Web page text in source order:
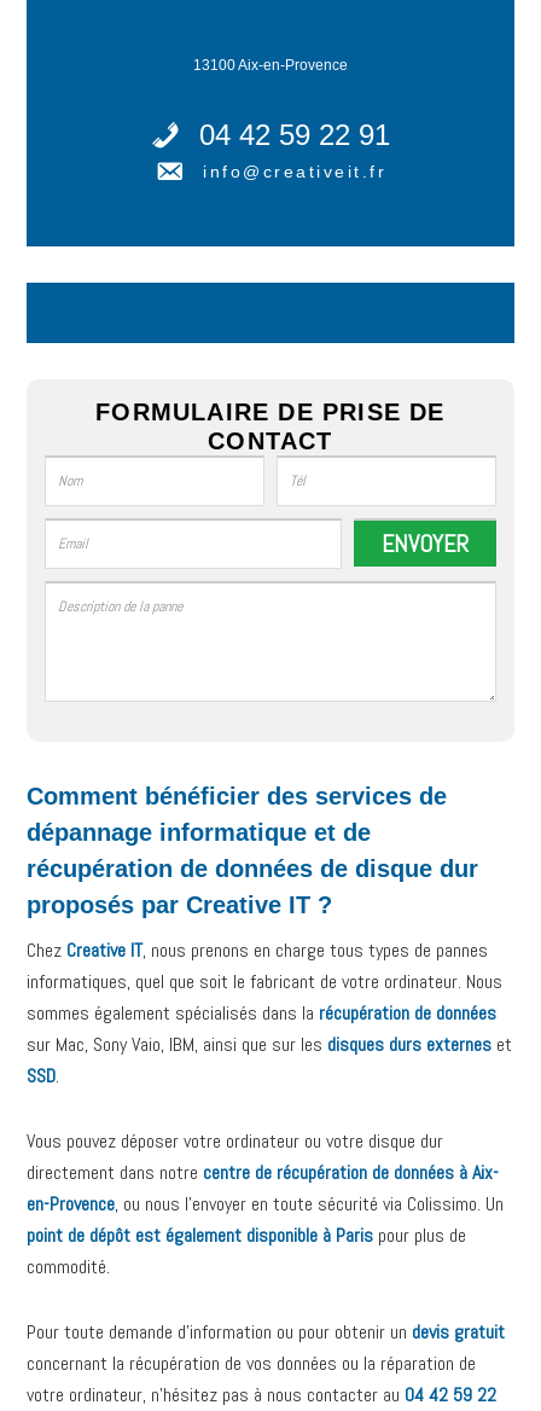
13100 Aix-en-Provence
04 42 59 22 91
info@creativeit.fr
FORMULAIRE DE PRISE DE
CONTACT
Comment bénéficier des services de
dépannage informatique et de
récupération de données de disque dur
proposés par Creative IT ?
Chez Creative IT, nous prenons en charge tous types de pannes
informatiques, quel que soit le fabricant de votre ordinateur. Nous
sommes également spécialisés dans la récupération de données
sur Mac, Sony Vaio, IBM, ainsi que sur les disques durs externes et
SSD.
Vous pouvez déposer votre ordinateur ou votre disque dur
directement dans notre centre de récupération de données à Aix-
en-Provence, ou nous l’envoyer en toute sécurité via Colissimo. Un
point de dépôt est également disponible à Paris pour plus de
commodité.
Pour toute demande d’information ou pour obtenir un devis gratuit
concernant la récupération de vos données ou la réparation de
votre ordinateur, n’hésitez pas à nous contacter au 04 42 59 22